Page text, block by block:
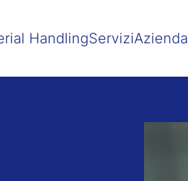
HandlingServiziAzienda